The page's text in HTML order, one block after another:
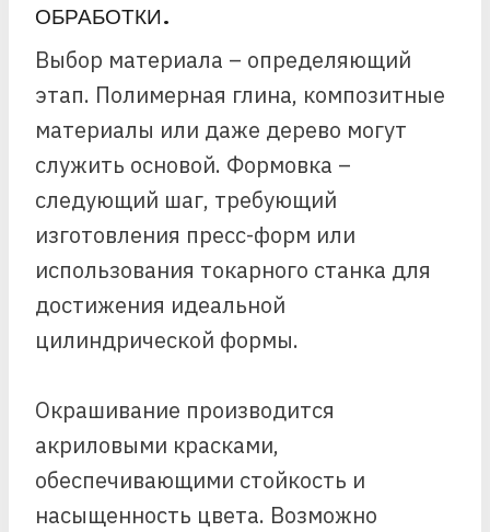
ОБРАБОТКИ.
Выбор материала – определяющий
этап. Полимерная глина, композитные
материалы или даже дерево могут
служить основой. Формовка –
следующий шаг, требующий
изготовления пресс-форм или
использования токарного станка для
достижения идеальной
цилиндрической формы.
Окрашивание производится
акриловыми красками,
обеспечивающими стойкость и
насыщенность цвета. Возможно